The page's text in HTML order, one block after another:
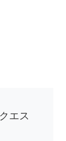
エス